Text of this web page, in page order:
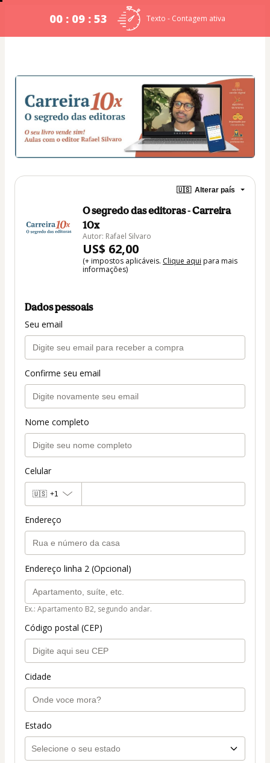
00 : 09 : 52 Texto - Contagem ativa
🇺🇸 Alterar país
O segredo das editoras - Carreira
10x
Autor: Rafael Silvaro
US$ 62,00
(+ impostos aplicáveis. Clique aqui para mais
informações)
Dados pessoais
Seu email
Confirme seu email
Nome completo
Celular
🇺🇸 +1
Endereço
Endereço linha 2 (Opcional)
Ex.: Apartamento B2, segundo andar.
Código postal (CEP)
Cidade
Estado